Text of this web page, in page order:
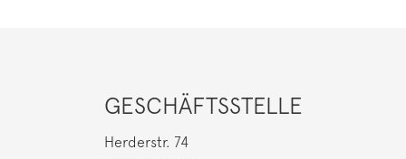
GESCHÄFTSSTELLE
Herderstr. 74